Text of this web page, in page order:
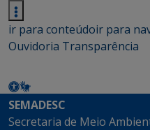
ir para conteúdoir para
Ouvidoria Transparência
SEMADESC
Secretaria de Meio